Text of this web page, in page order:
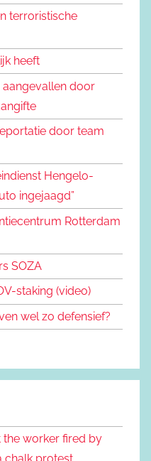
terroristische
heeft
door
door team
Hengelo-
ingejaagd”
Rotterdam
SOZA
staking (video)
wel zo defensief?
the worker fired by